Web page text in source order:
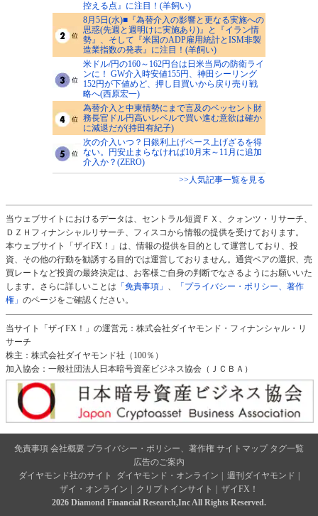
控える点』に注目！(羊飼い)
8月5日(水)■『為替介入の影響と更なる実施への
思惑(先週と週明けに実施あり)』と『イラン情
勢』、そして『米国のADP雇用統計とISM非製
造業指数の発表』に注目！(羊飼い)
米ドル/円の160～162円台は日米当局の防衛ライ
ンに！ GW介入時安値155円、神田シーリング
152円が下値めど、押し目買いから戻り売り戦
略へ(西原宏一)
為替介入と中東情勢にまで言及のベッセント財
務長官ドル円高いレベルで買い進む意欲は確か
に減退だが(持田有紀子)
次の介入いつ？日銀利上げペース上げざるを得
ない。円安止まらなければ10月末～11月に追加
介入か？(ZERO)
>>人気記事一覧を見る
当ウェブサイトにおけるデータは、セントラル短資ＦＸ、クォンツ・リサーチ、
ＤＺＨフィナンシャルリサーチ、フィスコから情報の提供を受けております。
本ウェブサイト「ザイFX！」は、情報の提供を目的として運営しており、投
資、その他の行動を勧誘する目的では運営しておりません。通貨ペアの選択、売
買レートなど投資の最終決定は、お客様ご自身の判断でなさるようにお願いいた
します。さらに詳しいことは 「免責事項」 、
「プライバシー・ポリシー、著作
権」 のページをご確認ください。
当サイト「ザイFX！」の運営元：株式会社ダイヤモンド・フィナンシャル・リ
サーチ
株主：株式会社ダイヤモンド社（100％）
加入協会：一般社団法人日本暗号資産ビジネス協会（ＪＣＢＡ）
免責事項 会社概要 プライバシー・ポリシー、著作権 サイトマップ タグ一覧
広告のご案内
ダイヤモンド社のサイト
ダイヤモンド・オンライン 週刊ダイヤモンド
ザイ・オンライン
クリプトインサイト
ザイFX！
2026 Diamond Financial Research,Inc All Rights Reserved.